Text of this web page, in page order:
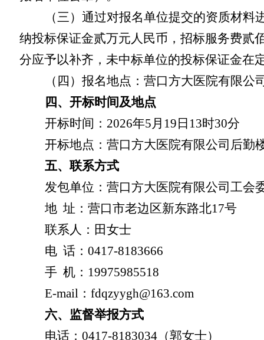
（三）通过对报名单位提交的资质材
纳投标保证金贰万元人民币，招标服务费贰
分应予以补齐，未中标单位的投标保证金在
（四）报名地点： 营口方大医院有限公
四、开标时间及地点
开标时间： 2026年5月 19 日 13时30分
开标地点：营口方大医院有限公司 后勤
五、联系方式
发包单位 ： 营口方大医院有限公司工会
地 址： 营口市老边区新东路北17号
联系人： 田女士
电 话： 0417-8183666
手 机： 19975985518
E-mail ： fdqzyygh@163.com
六、监督举报方式
电话： 0417-8183034 （郭女士）